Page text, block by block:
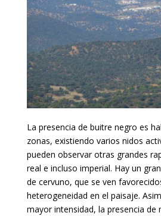
La presencia de buitre negro es
zonas, existiendo varios nidos
pueden observar otras grandes
real e incluso imperial. Hay un
de cervuno, que se ven
heterogeneidad en el paisaje.
mayor intensidad, la presencia de